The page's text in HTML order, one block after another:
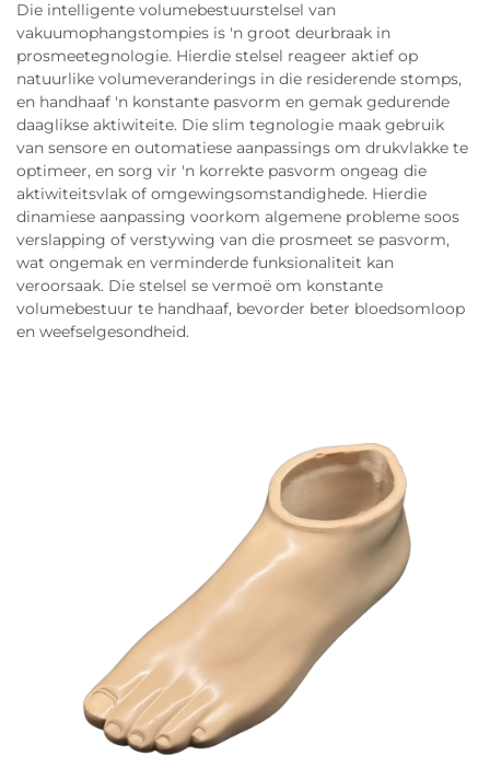
Die intelligente volumebestuurstelsel van
vakuumophangstompies is 'n groot deurbraak in
prosmeetegnologie. Hierdie stelsel reageer aktief op
natuurlike volumeveranderings in die residerende stomps,
en handhaaf 'n konstante pasvorm en gemak gedurende
daaglikse aktiwiteite. Die slim tegnologie maak gebruik
van sensore en outomatiese aanpassings om drukvlakke te
optimeer, en sorg vir 'n korrekte pasvorm ongeag die
aktiwiteitsvlak of omgewingsomstandighede. Hierdie
dinamiese aanpassing voorkom algemene probleme soos
verslapping of verstywing van die prosmeet se pasvorm,
wat ongemak en verminderde funksionaliteit kan
veroorsaak. Die stelsel se vermoë om konstante
volumebestuur te handhaaf, bevorder beter bloedsomloop
en weefselgesondheid.